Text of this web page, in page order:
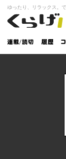
くらげバン
ゆったり、リラックス。
連載/読
切
履
歴